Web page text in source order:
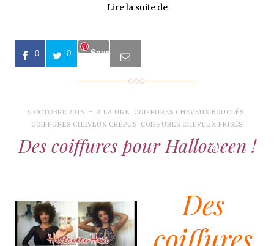
Lire la suite de
0 0 Save
9 OCTOBRE 2015 A LA UNE , COIFFURES CHEVEUX BOUCLÉS,
COIFFURES CHEVEUX CRÉPUS, COIFFURES CHEVEUX FRISÉS
Des coiffures pour Halloween !
Des
coiffures